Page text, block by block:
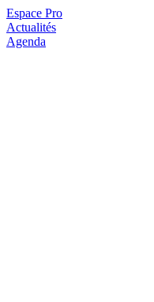
Espace Pro
Actualités
Agenda